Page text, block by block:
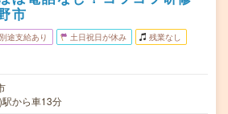
市
途支給あり 土日祝日が休み 残業なし
から車13分